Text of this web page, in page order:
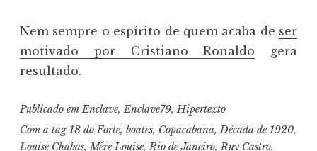
Nem sempre o espírito de quem acaba de ser
motivado por Cristiano Ronaldo gera
resultado.
Publicado emEnclave,Enclave79,Hipertexto
Com a tag18 do Forte, boates, Copacabana,Década de 1920,
Louise Chabas,Mère Louise, Rio de Janeiro, Ruy Castro,